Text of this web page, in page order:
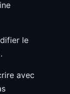
le
avec